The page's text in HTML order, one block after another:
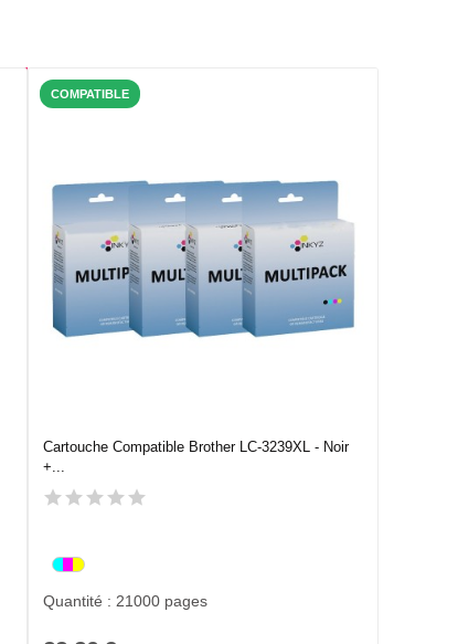
COMPATIBLE
Cartouche Compatible Brother LC-3239XL - Noir
+...
Quantité : 21000 pages